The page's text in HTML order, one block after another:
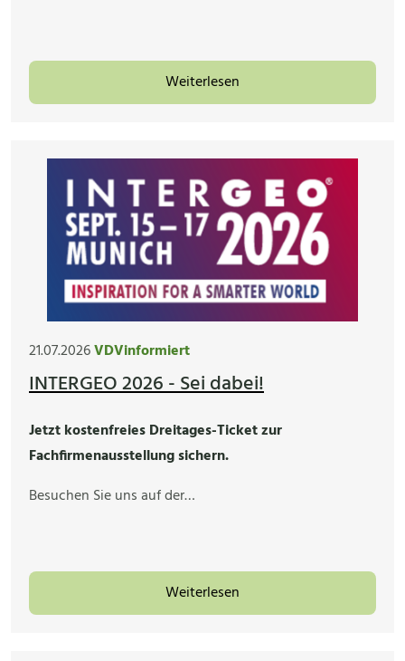
Weiterlesen
21.07.2026VDVinformiert
INTERGEO 2026 - Sei dabei!
Jetzt kostenfreies Dreitages-Ticket zur
Fachfirmenausstellung sichern.
Besuchen Sie uns auf der…
Weiterlesen